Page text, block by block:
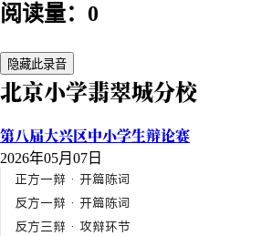
阅读量：0
隐藏此录音
北京小学翡翠城分校
第八届大兴区中小学生辩论赛
2026年05月07日
正方一辩 · 开篇陈词
反方一辩 · 开篇陈词
反方三辩 · 攻辩环节